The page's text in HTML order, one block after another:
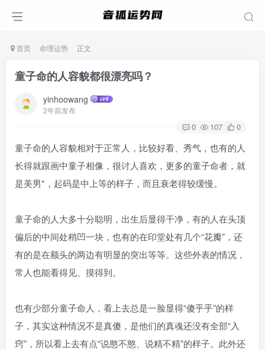
首页 命理运势 正文
童子命的人容貌都很漂亮吗？
yinhoowang
2年前发布
0 107 0
童子命的人容貌相对于正常人，比较好看、秀气，也有的人
长得就跟画中童子相像，很讨人喜欢，更多的童子命者，就
是美男*，起码是中上等的样子，而且衰老得较缓慢。
童子命的人大多十分聪明，出生后显得干净，有的人在头顶
偏后的中间处稍凹一块，也有的在印堂处有几个“花瓣”，还
有的是在额头的两边有明显的突出等等。这些外表的情况，
常人也能看得见、摸得到。
也有少部分童子命人，看上去总是一脸显得“傻乎乎”的样
子，其实这种情况不是真傻，是他们的真魂还没有全部“入
窍”，所以看上去有点“说憨不憨、说精不精”的样子。此外还